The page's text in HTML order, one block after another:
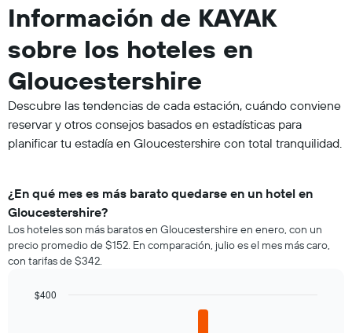
Información de KAYAK
sobre los hoteles en
Gloucestershire
Descubre las tendencias de cada estación, cuándo conviene
reservar y otros consejos basados en estadísticas para
planificar tu estadía en Gloucestershire con total tranquilidad.
¿En qué mes es más barato quedarse en un hotel en
Gloucestershire?
Los hoteles son más baratos en Gloucestershire en enero, con un
precio promedio de $152. En comparación, julio es el mes más caro,
con tarifas de $342.
$400